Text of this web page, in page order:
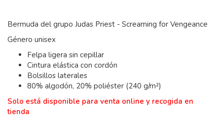
Bermuda del grupo Judas Priest - Screaming for Vengeance
Género unisex
Felpa ligera sin cepillar
Cintura elástica con cordón
Bolsillos laterales
80% algodón, 20% poliéster (240 g/m²)
Solo está disponible para venta online y recogida en
tienda